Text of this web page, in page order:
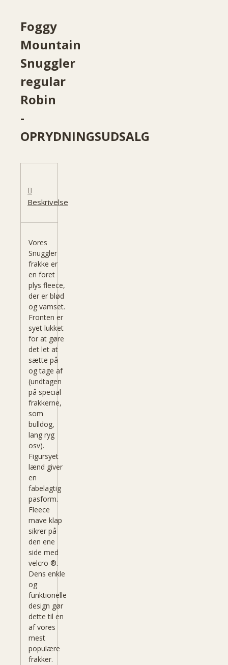
Foggy
Mountain
Snuggler
regular
Robin
-
OPRYDNINGSUDSALG
Beskrivelse
Vores
Snuggler
frakke er
en foret
plys fleece,
der er blød
og vamset.
Fronten er
syet lukket
for at gøre
det let at
sætte på
og tage af
(undtagen
på special
frakkerne,
som
bulldog,
lang ryg
osv).
Figursyet
lænd giver
en
fabelagtig
pasform.
Fleece
mave klap
sikrer på
den ene
side med
velcro ®.
Dens enkle
og
funktionelle
design gør
dette til en
af ​​vores
mest
populære
frakker.